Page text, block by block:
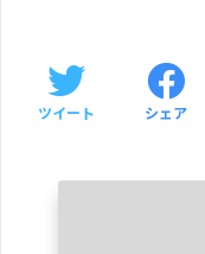
ツイート シェア